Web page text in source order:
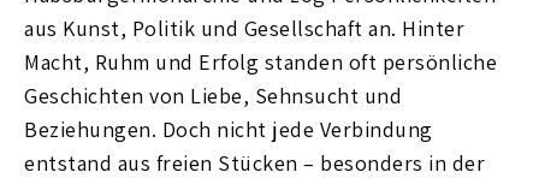
aus Kunst, Politik und Gesellschaft an. Hinter
Macht, Ruhm und Erfolg standen oft persönliche
Geschichten von Liebe, Sehnsucht und
Beziehungen. Doch nicht jede Verbindung
entstand aus freien Stücken – besonders in der